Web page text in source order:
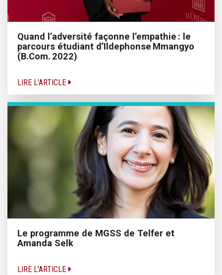
Quand l’adversité façonne l’empathie : le
parcours étudiant d’Ildephonse Mmangyo
(B.Com. 2022)
LIRE L'ARTICLE
Le programme de MGSS de Telfer et
Amanda Selk
LIRE L'ARTICLE